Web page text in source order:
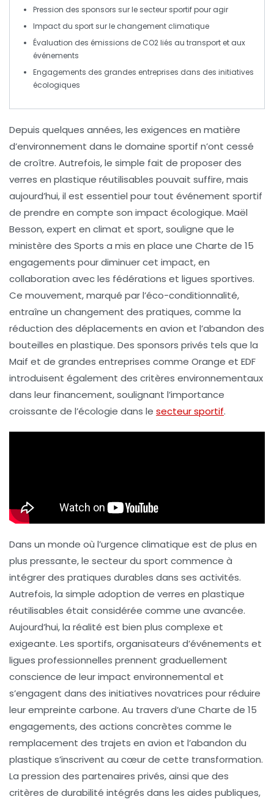
Pression des sponsors sur le secteur sportif pour agir
Impact du sport sur le changement climatique
Évaluation des émissions de CO2liés au transport et aux
événements
Engagements des grandes entreprises dans des initiatives
écologiques
Depuis quelques années, les exigences en matière
d’environnement dans le domaine sportif n’ont cessé
de croître. Autrefois, le simple fait de proposer des
verres en plastique réutilisables pouvait suffire, mais
aujourd’hui, il est essentiel pour tout événement sportif
de prendre en compte son impact écologique. Maël
Besson, expert en climat et sport, souligne que le
ministère des Sports a mis en place une Charte de 15
engagements pour diminuer cet impact, en
collaboration avec les fédérations et ligues sportives.
Ce mouvement, marqué par l’éco-conditionnalité,
entraîne un changement des pratiques, comme la
réduction des déplacements en avion et l’abandon des
bouteilles en plastique. Des sponsors privés tels que la
Maif et de grandes entreprises comme Orange et EDF
introduisent également des critères environnementaux
dans leur financement, soulignant l’importance
croissante de l’écologie dans le secteur sportif.
Dans un monde où l’urgence climatique est de plus en
plus pressante, le secteur du sport commence à
intégrer des pratiques durables dans ses activités.
Autrefois, la simple adoption de verres en plastique
réutilisables était considérée comme une avancée.
Aujourd’hui, la réalité est bien plus complexe et
exigeante. Les sportifs, organisateurs d’événements et
ligues professionnelles prennent graduellement
conscience de leur impact environnemental et
s’engagent dans des initiatives novatrices pour réduire
leur empreinte carbone. Au travers d’une Charte de 15
engagements, des actions concrètes comme le
remplacement des trajets en avion et l’abandon du
plastique s’inscrivent au cœur de cette transformation.
La pression des partenaires privés, ainsi que des
critères de durabilité intégrés dans les aides publiques,